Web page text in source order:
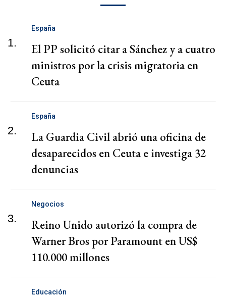
1.
España
El PP solicitó citar a Sánchez y a cuatro
ministros por la crisis migratoria en
Ceuta
2.
España
La Guardia Civil abrió una oficina de
desaparecidos en Ceuta e investiga 32
denuncias
3.
Negocios
Reino Unido autorizó la compra de
Warner Bros por Paramount en US$
110.000 millones
Educación